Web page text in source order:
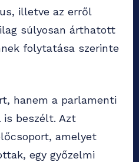
illetve az erről
súlyosan árthatott
folytatása szerinte
hanem a parlamenti
beszélt. Azt
amelyet
egy győzelmi